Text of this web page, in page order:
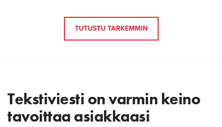
TUTUSTU TARKEMMIN
Tekstiviesti on varmin keino
tavoittaa asiakkaasi